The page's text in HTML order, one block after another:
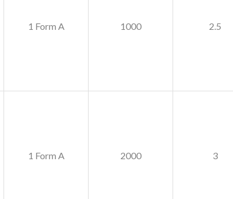
1 Form A 1000 2.5
1 Form A 2000 3